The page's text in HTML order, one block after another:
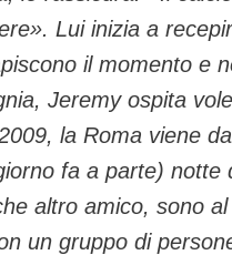
Lui inizia a
il momento e
Jeremy ospita
la Roma viene
fa a parte)
altro amico, sono
un gruppo di